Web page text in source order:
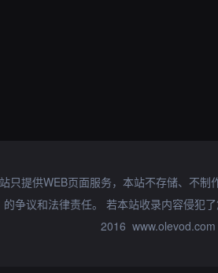
只提供WEB页面服务，本站不存储、不
的争议和法律责任。 若本站收录内容侵犯
2016